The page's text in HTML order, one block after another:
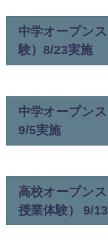
中学オープン
験）8/23実施
中学オープン
9/5実施
高校オープン
授業体験） 9/